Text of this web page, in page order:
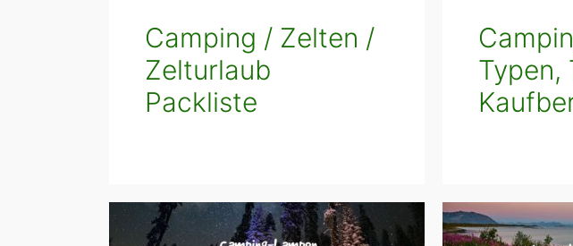
Camping / Zelten /
Zelturlaub
Packliste
Typen,